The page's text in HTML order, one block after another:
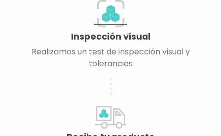
Inspección visual
Realizamos un test de inspección visual y
tolerancias